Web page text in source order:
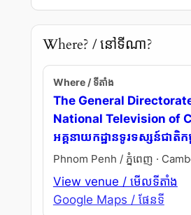
Where? / នៅទីណា?
Where / ទីតាំង
The General
National Television of
អគ្គនាយកដ្ឋានទូរទស្សន៍ជាតិក
Phnom Penh / ភ្នំពេញ ·
View venue / មើលទីតាំង
Google Maps / ផែនទី